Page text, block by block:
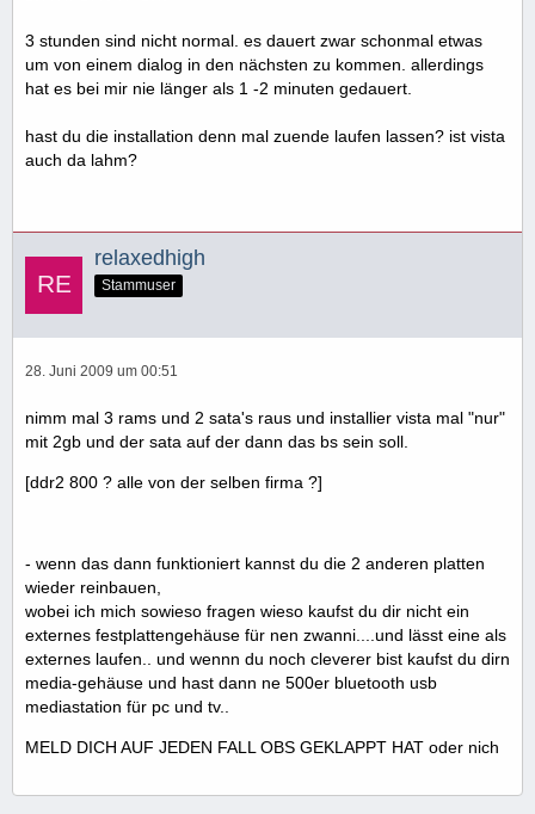
3 stunden sind nicht normal. es dauert zwar schonmal etwas
um von einem dialog in den nächsten zu kommen. allerdings
hat es bei mir nie länger als 1 -2 minuten gedauert.
hast du die installation denn mal zuende laufen lassen? ist vista
auch da lahm?
relaxedhigh
Stammuser
28. Juni 2009 um 00:51
nimm mal 3 rams und 2 sata's raus und installier vista mal "nur"
mit 2gb und der sata auf der dann das bs sein soll.
[ddr2 800 ? alle von der selben firma ?]
- wenn das dann funktioniert kannst du die 2 anderen platten
wieder reinbauen,
wobei ich mich sowieso fragen wieso kaufst du dir nicht ein
externes festplattengehäuse für nen zwanni....und lässt eine als
externes laufen.. und wennn du noch cleverer bist kaufst du dirn
media-gehäuse und hast dann ne 500er bluetooth usb
mediastation für pc und tv..
MELD DICH AUF JEDEN FALL OBS GEKLAPPT HAT oder nich